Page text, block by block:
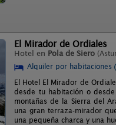
El Mirador de Ordiales
Hotel en Pola de Siero
Alquiler por habitaciones
El Hotel El Mirador de
desde tu habitación o
montañas de la Sierra del
una gran terraza-mirador
una pequeña charca y una